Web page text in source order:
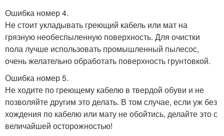
Ошибка номер 4.
Не стоит укладывать греющий кабель или мат на
грязную необеспыленную поверхность. Для очистки
пола лучше использовать промышленный пылесос,
очень желательно обработать поверхность грунтовкой.
Ошибка номер 5.
Не ходите по греющему кабелю в твердой обуви и не
позволяйте другим это делать. В том случае, если уж без
хождения по кабелю или мату не обойтись, делайте это с
величайшей осторожностью!